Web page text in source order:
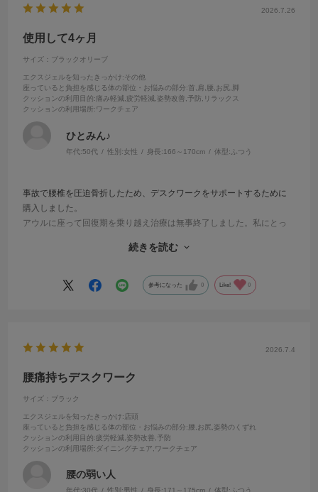
2026.7.26
使用して4ヶ月
サイズ：ブラックオリーブ
エクスジェルを知ったきっかけ :その他
座っていると負担を感じる体の部位・お悩みの部分:首,肩,腰,お尻,脚
クッションの利用目的:痛み軽減,疲労軽減,姿勢改善,予防,リラックス
クッションの利用場所:ワークチェア
ひとみん♪
年代:50代 性別:女性 身長:166～170cm 体型: ふつう
事故で腰椎を圧迫骨折したため、デスクワークをサポートするために
購入しました。
アウルに座って回復期を乗り越え治療は無事終了しました。私にとっ
復後の今ももう手放せないアイテムとなりました。
続きを読む
参考になった 0 Like! 0
2026.7.4
腰痛持ちデスクワーク
サイズ：ブラック
エクスジェルを知ったきっかけ :店頭
座っていると負担を感じる体の部位・お悩みの部分:腰,お尻,姿勢のくずれ
クッションの利用目的:疲労軽減,姿勢改善,予防
クッションの利用場所:ダイニングチェア,ワークチェア
腰の弱い人
年代:30代 性別:男性 身長:171～175cm 体型: ふつう